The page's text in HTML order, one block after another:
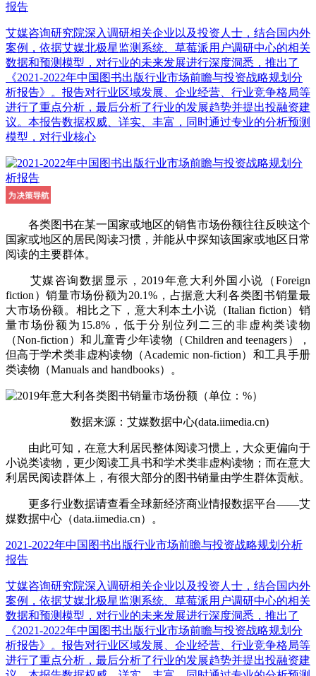
报告
艾媒咨询研究院深入调研相关企业以及投资人士，结合国内外
案例，依据艾媒北极星监测系统、草莓派用户调研中心的相关
数据和预测模型，对行业的未来发展进行深度洞悉，推出了
《2021-2022年中国图书出版行业市场前瞻与投资战略规划分
析报告》。报告对行业区域发展、企业经营、行业竞争格局等
进行了重点分析，最后分析了行业的发展趋势并提出投融资建
议。本报告数据权威、详实、丰富，同时通过专业的分析预测
模型，对行业核心
各类图书在某一国家或地区的销售市场份额往往反映这个
国家或地区的居民阅读习惯，并能从中探知该国家或地区日常
阅读的主要群体。
艾媒咨询数据显示，2019年意大利外国小说（Foreign
fiction）销量市场份额为20.1%，占据意大利各类图书销量最
大市场份额。相比之下，意大利本土小说（Italian fiction）销
量市场份额为15.8%，低于分别位列二三的非虚构类读物
（Non-fiction）和儿童青少年读物（Children and teenagers），
但高于学术类非虚构读物（Academic non-fiction）和工具手册
类读物（Manuals and handbooks）。
数据来源：艾媒数据中心(data.iimedia.cn)
由此可知，在意大利居民整体阅读习惯上，大众更偏向于
小说类读物，更少阅读工具书和学术类非虚构读物；而在意大
利居民阅读群体上，有很大部分的图书销量由学生群体贡献。
更多行业数据请查看全球新经济商业情报数据平台——艾
媒数据中心（data.iimedia.cn）。
2021-2022年中国图书出版行业市场前瞻与投资战略规划分析
报告
艾媒咨询研究院深入调研相关企业以及投资人士，结合国内外
案例，依据艾媒北极星监测系统、草莓派用户调研中心的相关
数据和预测模型，对行业的未来发展进行深度洞悉，推出了
《2021-2022年中国图书出版行业市场前瞻与投资战略规划分
析报告》。报告对行业区域发展、企业经营、行业竞争格局等
进行了重点分析，最后分析了行业的发展趋势并提出投融资建